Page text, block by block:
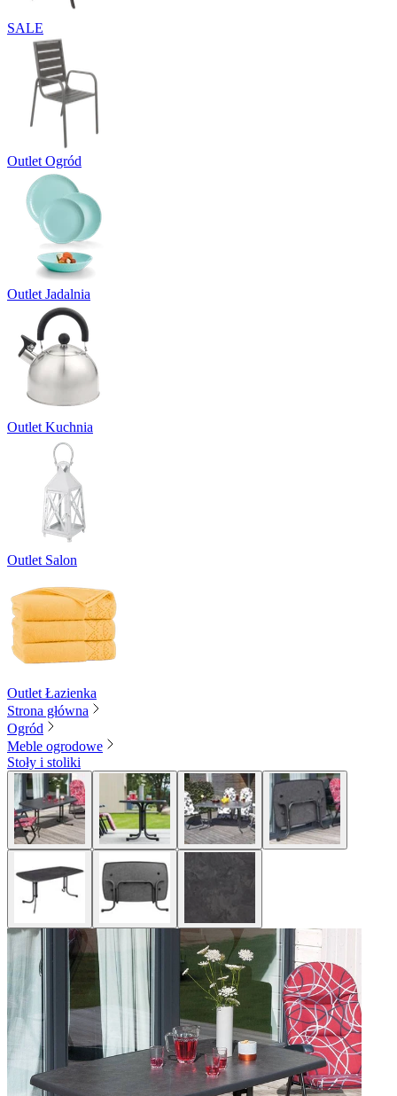
SALE
Outlet Ogród
Outlet Jadalnia
Outlet Kuchnia
Outlet Salon
Outlet Łazienka
Strona główna
Ogród
Meble ogrodowe
Stoły i stoliki